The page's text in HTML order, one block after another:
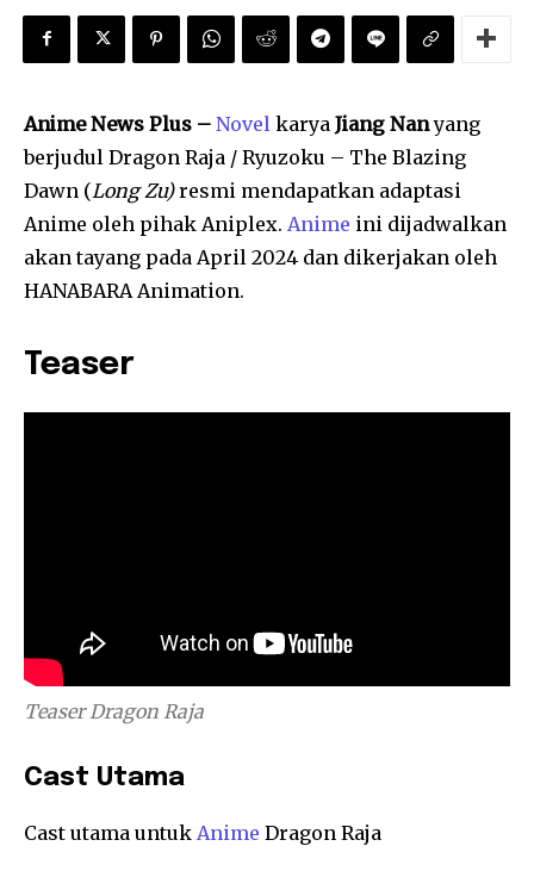
Anime News Plus – Novel karya Jiang Nanyang
berjudul Dragon Raja / Ryuzoku – The Blazing
Dawn (Long Zu)resmi mendapatkan adaptasi
Anime oleh pihak Aniplex. Anime ini dijadwalkan
akan tayang pada April 2024 dan dikerjakan oleh
HANABARA Animation.
Teaser
Teaser Dragon Raja
Cast Utama
Cast utama untuk Anime Dragon Raja